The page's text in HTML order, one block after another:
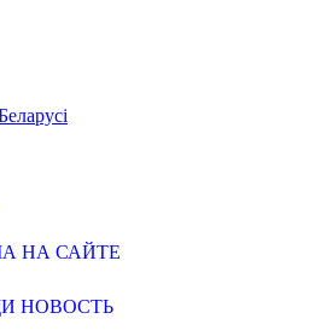
НА САЙТЕ
НОВОСТЬ